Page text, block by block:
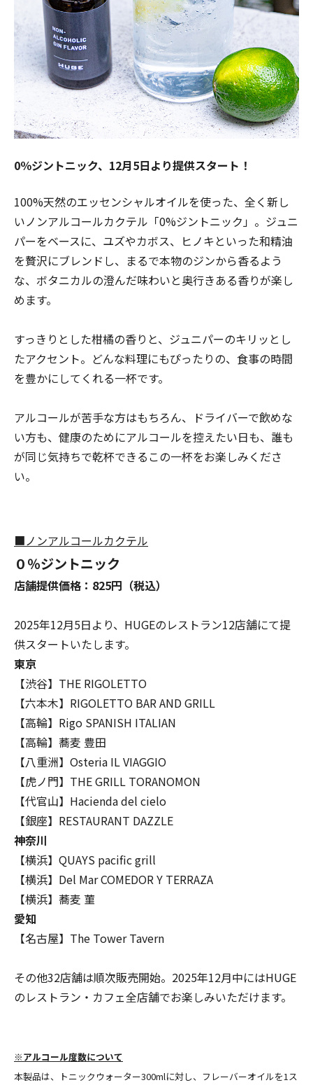
0％ジントニック、12月5日より提供スタート！
100%天然のエッセンシャルオイルを使った、全く新し
いノンアルコールカクテル「0%ジントニック」。ジュニ
パーをベースに、ユズやカボス、ヒノキといった和精油
を贅沢にブレンドし、まるで本物のジンから香るよう
な、ボタニカルの澄んだ味わいと奥行きある香りが楽し
めます。
すっきりとした柑橘の香りと、ジュニパーのキリッとし
たアクセント。どんな料理にもぴったりの、食事の時間
を豊かにしてくれる一杯です。
アルコールが苦手な方はもちろん、ドライバーで飲めな
い方も、健康のためにアルコールを控えたい日も、誰も
が同じ気持ちで乾杯できるこの一杯をお楽しみくださ
い。
■ノンアルコールカクテル
０％ジントニック
店舗提供価格：825円（税込）
2025年12月5日より、HUGEのレストラン12店舗にて提
供スタートいたします。
東京
【渋谷】THE RIGOLETTO
【六本木】RIGOLETTO BAR AND GRILL
【高輪】Rigo SPANISH ITALIAN
【高輪】蕎麦 豊田
【八重洲】Osteria IL VIAGGIO
【虎ノ門】THE GRILL TORANOMON
【代官山】Hacienda del cielo
【銀座】RESTAURANT DAZZLE
神奈川
【横浜】QUAYS pacific grill
【横浜】Del Mar COMEDOR Y TERRAZA
【横浜】蕎麦 菫
愛知
【名古屋】The Tower Tavern
その他32店舗は順次販売開始。2025年12月中にはHUGE
のレストラン・カフェ全店舗でお楽しみいただけます。
※アルコール度数について
本製品は、トニックウォーター300mlに対し、フレーバーオイルを1ス